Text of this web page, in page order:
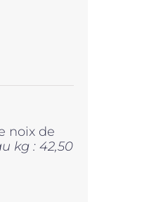
noix de
kg : 42,50